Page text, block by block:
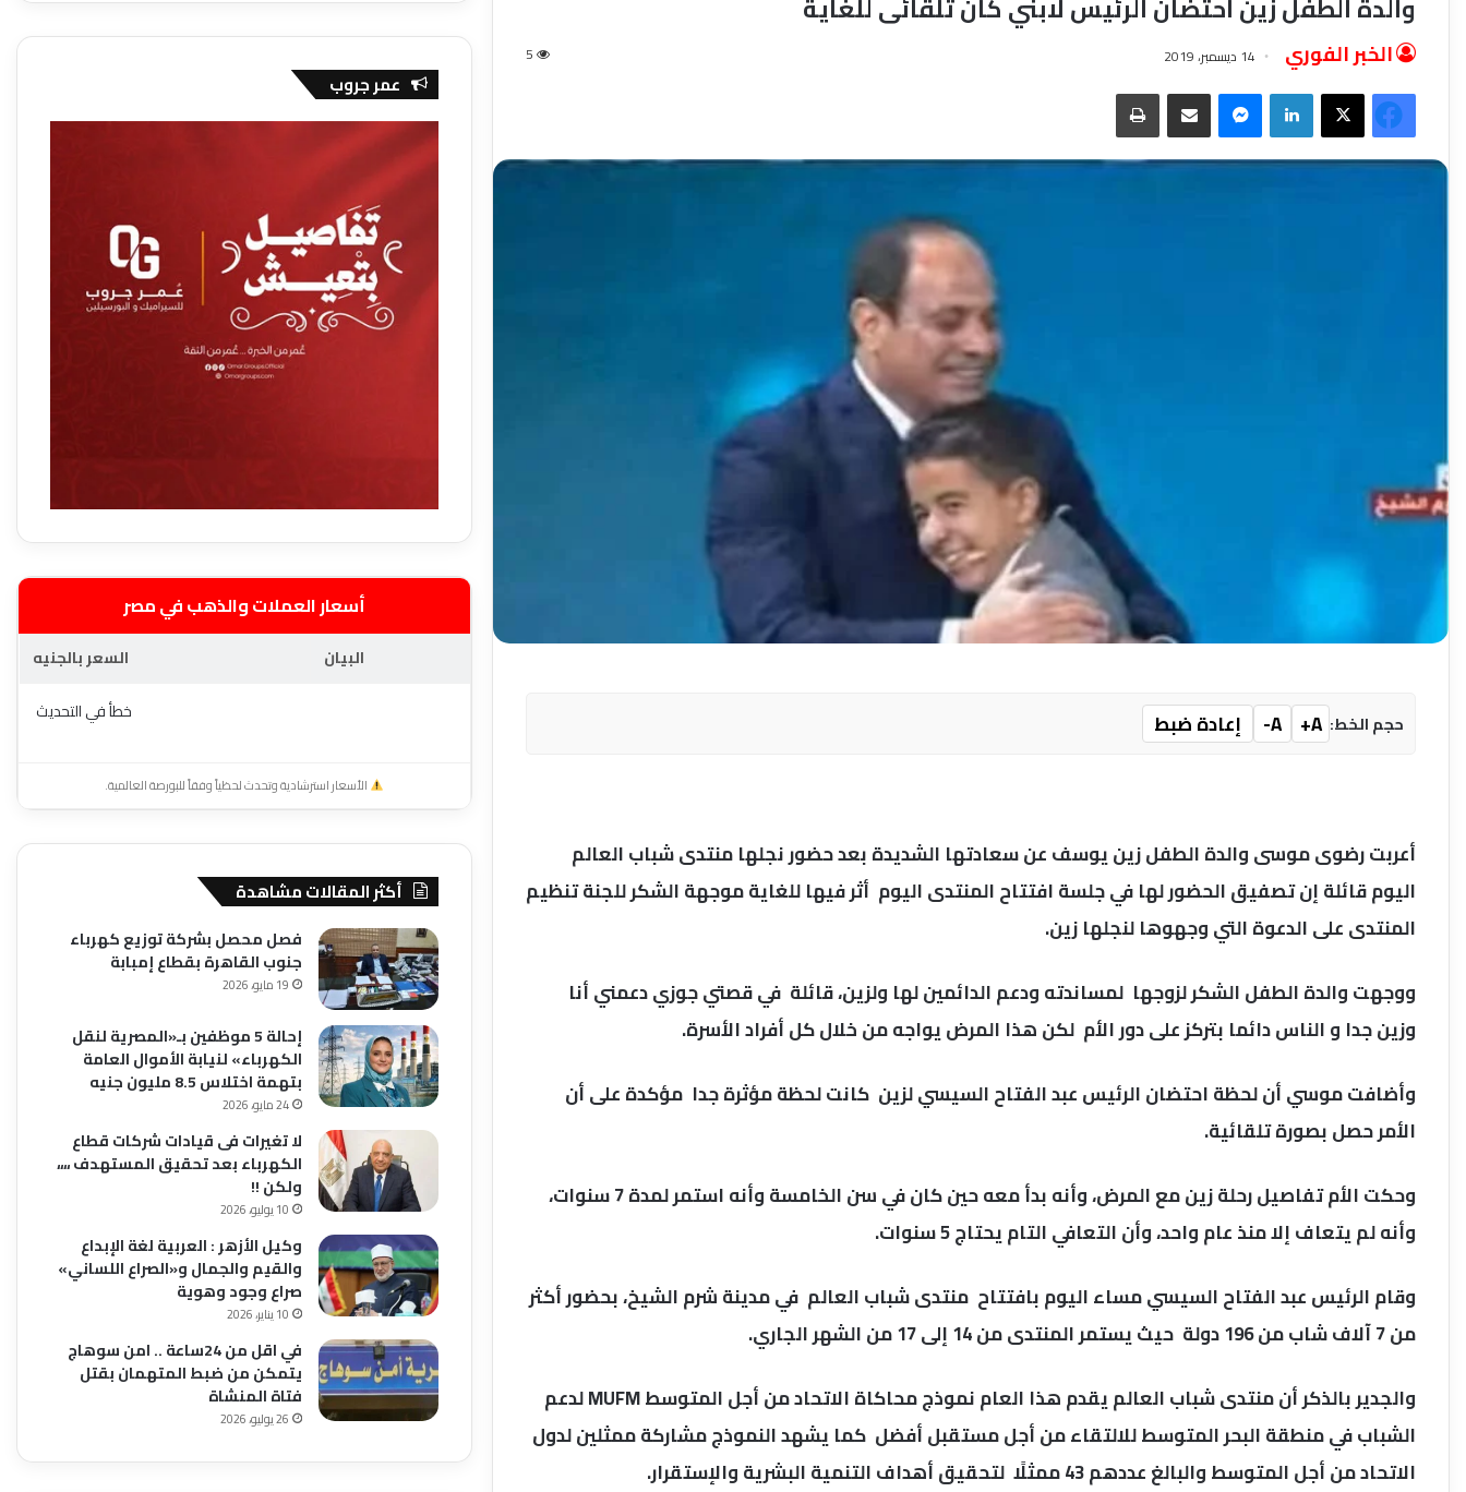
الخبر الفوري 14 ديسمبر، 2019 5
فيسبوك‫X لينكدإن ماسنجر مشاركة عبر البريد طباعة
حجم الخط: A+
A- إعادة ضبط
أعربت رضوى موسى والدة الطفل زين يوسف عن سعادتها الشديدة بعد حضور نجلها منتدى شباب العالم
اليوم قائلة إن تصفيق الحضور لها في جلسة افتتاح المنتدى اليوم أثر فيها للغاية موجهة الشكر للجنة تنظيم
المنتدى على الدعوة التي وجهوها لنجلها زين.
ووجهت والدة الطفل الشكر لزوجها لمساندته ودعم الدائمين لها ولزين، قائلة في قصتي جوزي دعمني أنا
وزين جدا و الناس دائما بتركز على دور الأم لكن هذا المرض يواجه من خلال كل أفراد الأسرة.
وأضافت موسي أن لحظة احتضان الرئيس عبد الفتاح السيسي لزين كانت لحظة مؤثرة جدا مؤكدة على أن
الأمر حصل بصورة تلقائية.
وحكت الأم تفاصيل رحلة زين مع المرض، وأنه بدأ معه حين كان في سن الخامسة وأنه استمر لمدة 7 سنوات،
وأنه لم يتعاف إلا منذ عام واحد، وأن التعافي التام يحتاج 5 سنوات.
وقام الرئيس عبد الفتاح السيسي مساء اليوم بافتتاح منتدى شباب العالم في مدينة شرم الشيخ، بحضور أكثر
من 7 آلاف شاب من 196 دولة حيث يستمر المنتدى من 14 إلى 17 من الشهر الجاري.
والجدير بالذكر أن منتدى شباب العالم يقدم هذا العام نموذج محاكاة الاتحاد من أجل المتوسط MUFM لدعم
الشباب في منطقة البحر المتوسط للالتقاء من أجل مستقبل أفضل كما يشهد النموذج مشاركة ممثلين لدول
الاتحاد من أجل المتوسط والبالغ عددهم 43 ممثلًا لتحقيق أهداف التنمية البشرية والإستقرار.
عمر جروب
أسعار العملات والذهب في مصر
البيان
السعر بالجنيه
خطأ في التحديث
الأسعار استرشادية وتحدث لحظياً وفقاً للبورصة العالمية.
أكثر المقالات مشاهدة
فصل محصل بشركة توزيع كهرباء
جنوب القاهرة بقطاع إمبابة
19 مايو، 2026
إحالة 5 موظفين بـ«المصرية لنقل
الكهرباء» لنيابة الأموال العامة
بتهمة اختلاس 8.5 مليون جنيه
24 مايو، 2026
لا تغيرات فى قيادات شركات قطاع
الكهرباء بعد تحقيق المستهدف ،،،،
ولكن !!
10 يوليو، 2026
وكيل الأزهر : العربية لغة الإبداع
والقيم والجمال و«الصراع اللساني»
صراع وجود وهوية
10 يناير، 2026
في اقل من 24ساعة .. امن سوهاج
يتمكن من ضبط المتهمان بقتل
فتاة المنشاة
26 يوليو، 2026